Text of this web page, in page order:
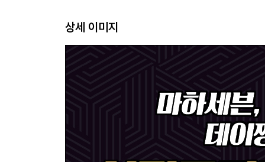
김영옥 - 데이짱
Chapter 7. 주식투자는 시간을 사는 것이다
상세 이미지